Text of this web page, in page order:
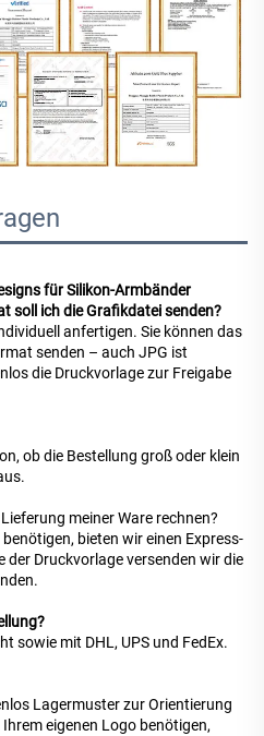
für Silikon-Armbänder
soll ich die Grafikdatei senden?
anfertigen. Sie können das
senden – auch JPG ist
die Druckvorlage zur Freigabe
ob die Bestellung groß oder klein
meiner Ware rechnen?
bieten wir einen Express-
der Druckvorlage versenden wir die
sowie mit DHL, UPS und FedEx.
Lagermuster zur Orientierung
eigenen Logo benötigen,